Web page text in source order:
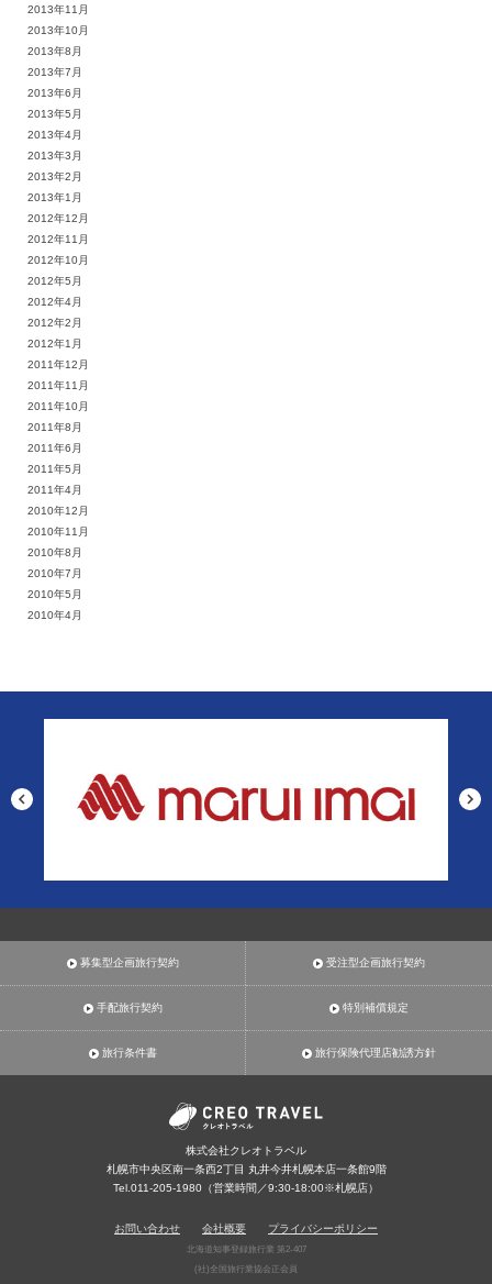
2013年11月
2013年10月
2013年8月
2013年7月
2013年6月
2013年5月
2013年4月
2013年3月
2013年2月
2013年1月
2012年12月
2012年11月
2012年10月
2012年5月
2012年4月
2012年2月
2012年1月
2011年12月
2011年11月
2011年10月
2011年8月
2011年6月
2011年5月
2011年4月
2010年12月
2010年11月
2010年8月
2010年7月
2010年5月
2010年4月
募集型企画旅行契約 受注型企画旅行契約
手配旅行契約 特別補償規定
旅行条件書 旅行保険代理店勧誘方針
株式会社クレオトラベル
札幌市中央区南一条西2丁目 丸井今井札幌本店一条館9階
Tel.011-205-1980（営業時間／9:30-18:00※札幌店）
お問い合わせ 会社概要 プライバシーポリシー
北海道知事登録旅行業 第2-407
(社)全国旅行業協会正会員